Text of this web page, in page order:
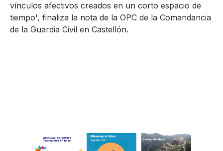
vínculos afectivos creados en un corto espacio de
tiempo', finaliza la nota de la OPC de la Comandancia
de la Guardia Civil en Castellón.